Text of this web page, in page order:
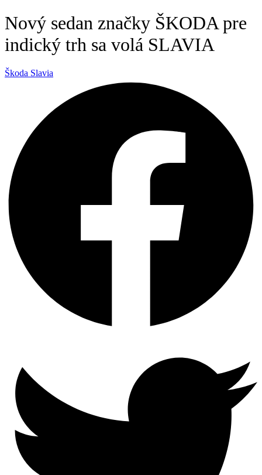
Nový sedan značky ŠKODA pre
indický trh sa volá SLAVIA
Škoda Slavia